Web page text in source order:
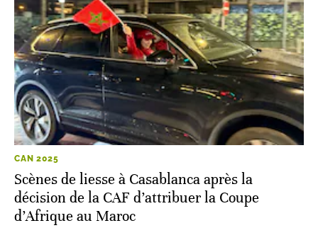
CAN 2025
Scènes de liesse à Casablanca après la
décision de la CAF d’attribuer la Coupe
d’Afrique au Maroc